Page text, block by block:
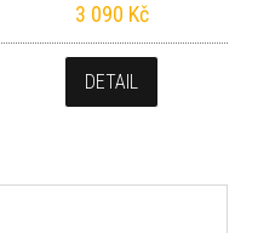
3 090 Kč
DETAIL